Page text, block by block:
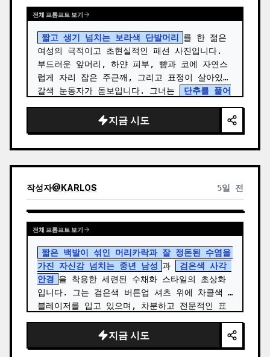
전체 프롬프트 보기
짧고 생기 넘치는 보라색 단발머리
를 한 젊은
여성의 극적이고 초현실적인 패션 사진입니다.
부드러운 앞머리, 하얀 피부, 뺨과 코에 자연스
럽게 자리 잡은 주근깨, 그리고 표정이 살아있는
갈색 눈동자가 돋보입니다. 그녀는
단추를 풀어
몸에 딱 맞는 흰색 스쿱 넥 크롭 탑을 매치했으
며, 빈티…
지금 시도
작성자@KARLOS 5일 전
전체 프롬프트 보기
짧은 백발이 섞인 머리카락과 잘 정돈된 수염을
가진 자신감 넘치는 중년 남성 과
검은색 사각
안경 을 착용한 세련된 수채화 스타일의 초상화
입니다. 그는 검은색 버튼업 셔츠 위에 차콜색
블레이저를 입고 있으며, 차분하고 전문적인 표
작품은 사실적인 얼굴 묘사와 따뜻한 베이지, 회
색, 세피…
지금 시도